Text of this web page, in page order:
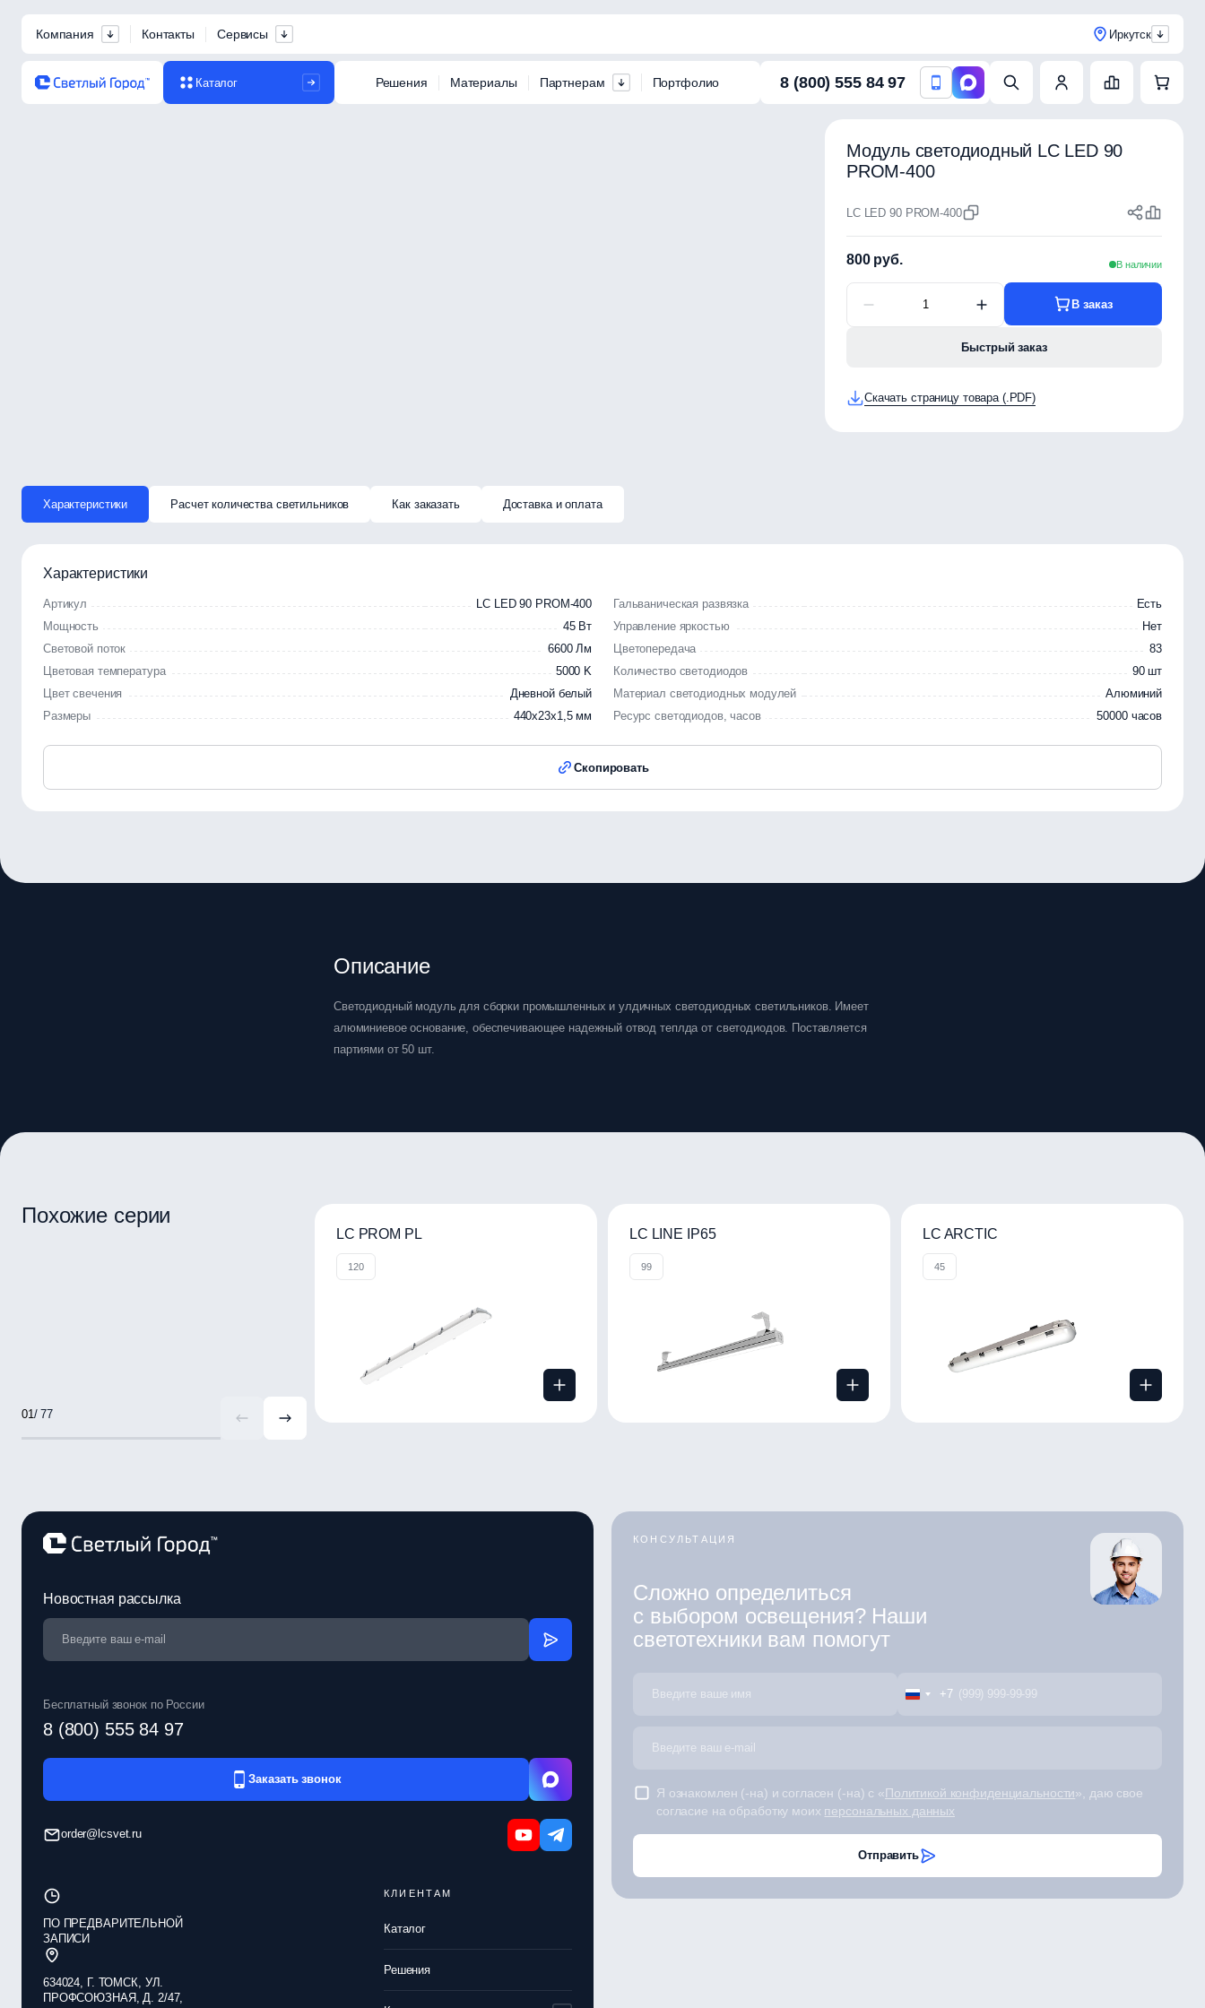
Компания Контакты Сервисы Иркутск
Каталог Решения Материалы Партнерам Портфолио 8 (800) 555 84 97
Модуль светодиодный LC LED 90
PROM-400
LC LED 90 PROM-400
800 руб. В наличии
В заказ
Быстрый заказ
Скачать страницу товара (.PDF)
Характеристики Расчет количества светильников Как заказать Доставка и оплата
Характеристики
Артикул
LC LED 90 PROM-400
Мощность
45 Вт
Световой поток
6600 Лм
Цветовая температура
5000 K
Цвет свечения
Дневной белый
Размеры
440х23х1,5 мм
Гальваническая развязка
Есть
Управление яркостью
Нет
Цветопередача
83
Количество светодиодов
90 шт
Материал светодиодных модулей
Алюминий
Ресурс светодиодов, часов
50000 часов
Скопировать
Описание
Светодиодный модуль для сборки промышленных и улдичных светодиодных светильников. Имеет
алюминиевое основание, обеспечивающее надежный отвод теплда от светодиодов. Поставляется
партиями от 50 шт.
Похожие серии
LC PROM PL
120
LC LINE IP65
99
LC ARCTIC
45
/ 77
КОНСУЛЬТАЦИЯ
Сложно определиться
с выбором освещения? Наши
светотехники вам помогут
+7
Я ознакомлен (-на) и согласен (-на) с «Политикой конфиденциальности», даю свое
согласие на обработку моих персональных данных
Отправить
Новостная рассылка
Бесплатный звонок по России
8 (800) 555 84 97
Заказать звонок
order@lcsvet.ru
КЛИЕНТАМ
Каталог
Решения
ПО ПРЕДВАРИТЕЛЬНОЙ
ЗАПИСИ
634024, Г. ТОМСК, УЛ.
ПРОФСОЮЗНАЯ, Д. 2/47,